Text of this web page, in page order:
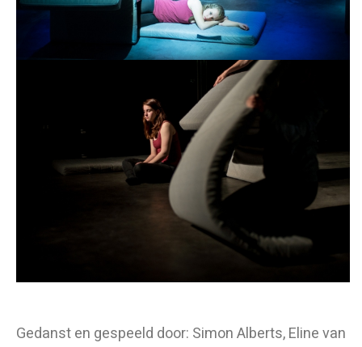
Gedansten gespeeld door: Simon Alberts, Eline van